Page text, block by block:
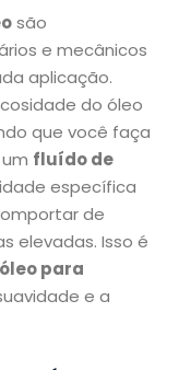
são
e mecânicos
aplicação.
do óleo
que você faça
fluído de
específica
de
elevadas. Isso é
óleo para
e a